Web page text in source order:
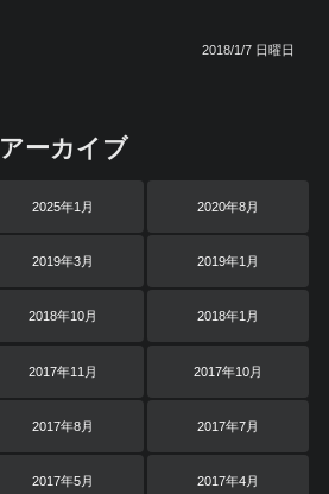
2018/1/7 日曜日
アーカイブ
2025年1月 2020年8月
2019年3月 2019年1月
2018年10月 2018年1月
2017年11月 2017年10月
2017年8月 2017年7月
2017年5月 2017年4月